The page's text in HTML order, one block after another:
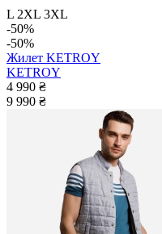
L 2XL 3XL
-50%
-50%
Жилет KETROY
KETROY
4 990 ₴
9 990 ₴